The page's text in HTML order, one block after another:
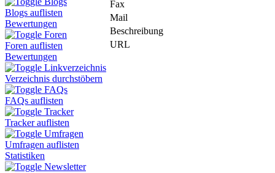
Blogs auflisten
Bewertungen
Foren
Foren auflisten
Bewertungen
Linkverzeichnis
Verzeichnis durchstöbern
FAQs
FAQs auflisten
Tracker
Tracker auflisten
Umfragen
Umfragen auflisten
Statistiken
Newsletter
Fax
Mail
Beschreibung
URL